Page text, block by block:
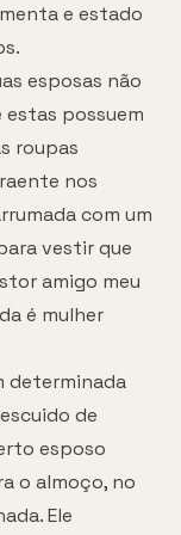
e estado
esposas não
possuem
roupas
nos
com um
vestir que
amigo meu
é mulher
determinada
de
esposo
o almoço, no
Ele